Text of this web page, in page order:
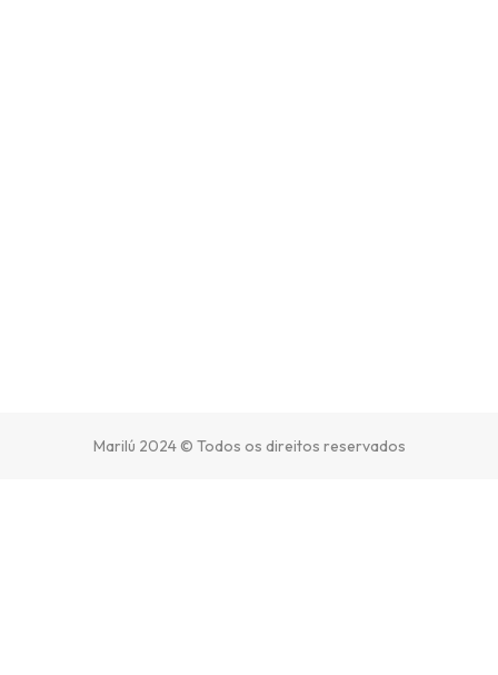
Marilú 2024 © Todos os direitos reservados